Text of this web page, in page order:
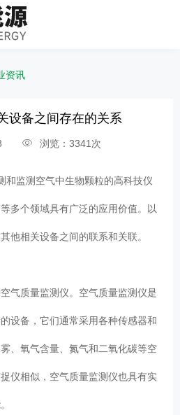
资讯
设备之间存在的关系
28 浏览：3341次
和监测空气中生物颗粒的高科技仪
多个领域具有广泛的应用价值。以
他相关设备之间的联系和关联。
气质量监测仪。空气质量监测仪是
设备，它们通常采用各种传感器和
、氧气含量、氮气和二氧化碳等空
仪相似，空气质量监测仪也具有实